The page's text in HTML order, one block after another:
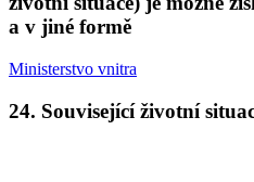
a v jiné formě
Ministerstvo vnitra
24. Související životní